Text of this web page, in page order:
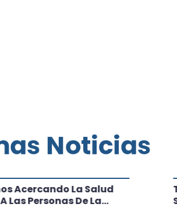
Acercando La Salud
Las Personas De La
Noticias